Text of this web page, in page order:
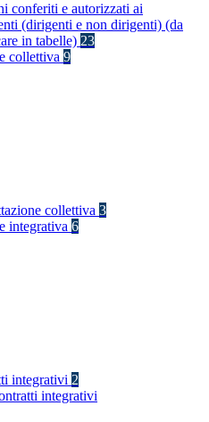
conferiti e autorizzati ai
(dirigenti e non dirigenti) (da
in tabelle) 23
collettiva 9
collettiva 3
integrativa 6
integrativi 2
integrativi